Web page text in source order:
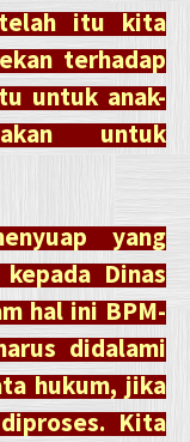
itu kita
terhadap
untuk anak-
untuk
yang
Dinas
hal ini BPM-
didalami
hukum, jika
Kita